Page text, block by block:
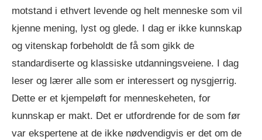
motstand i ethvert levende og helt menneske som vil
kjenne mening, lyst og glede. I dag er ikke kunnskap
og vitenskap forbeholdt de få som gikk de
standardiserte og klassiske utdanningsveiene. I dag
leser og lærer alle som er interessert og nysgjerrig.
Dette er et kjempeløft for menneskeheten, for
kunnskap er makt. Det er utfordrende for de som før
var ekspertene at de ikke nødvendigvis er det om de